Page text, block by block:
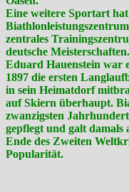
Eine weitere Sportart
zentrales
deutsche
Eduard Hauenstein war
1897 die ersten
in sein Heimatdorf
auf Skiern überhaupt.
zwanzigsten
gepflegt und galt damals
Ende des Zweiten
Popularität.